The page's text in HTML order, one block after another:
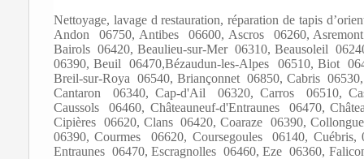
Nettoyage, lavage d restauration, réparation de tapis
Andon 06750, Antibes 06600, Ascros 06260,
Bairols 06420, Beaulieu-sur-Mer 06310, Beausoleil
06390, Beuil 06470,Bézaudun-les-Alpes 06510, Biot
Breil-sur-Roya 06540, Briançonnet 06850, Cabris
Cantaron 06340, Cap-d'Ail 06320, Carros 06510,
Caussols 06460, Châteauneuf-d'Entraunes 06470,
Cipières 06620, Clans 06420, Coaraze 06390,
06390, Courmes 06620, Coursegoules 06140,
Entraunes 06470, Escragnolles 06460, Eze 06360,